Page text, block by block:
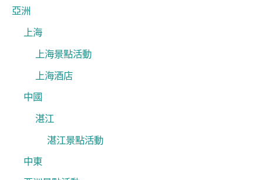
字
亞洲
上海
上海景點活動
上海酒店
中國
湛江
湛江景點活動
中東